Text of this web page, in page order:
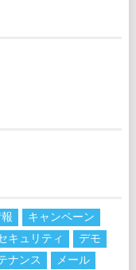
キャンペーン
キュリティ
デモ
ナンス
メール